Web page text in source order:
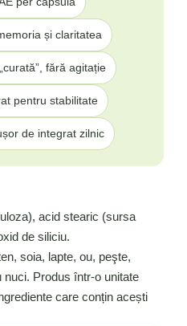
și claritatea
fără agitație
pentru stabilitate
de integrat zilnic
acid stearic (sursa
de siliciu.
soia, lapte, ou, peşte,
nuci. Produs într-o unitate
care conțin acești